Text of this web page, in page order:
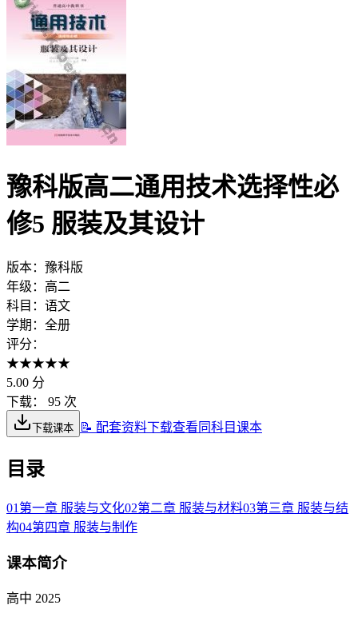
豫科版高二通用技术选择性必
修5 服装及其设计
版本： 豫科版
年级： 高二
科目： 语文
学期： 全册
评分：
★★★★★
5.00 分
下载：
95 次
下载课本 📝 配套资料下载查看同科目课本
目录
01 第一章 服装与文化02第二章 服装与材料03第三章 服装与结
构04第四章 服装与制作
课本简介
高中 2025